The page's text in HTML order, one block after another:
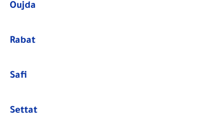
Oujda
Rabat
Safi
Settat